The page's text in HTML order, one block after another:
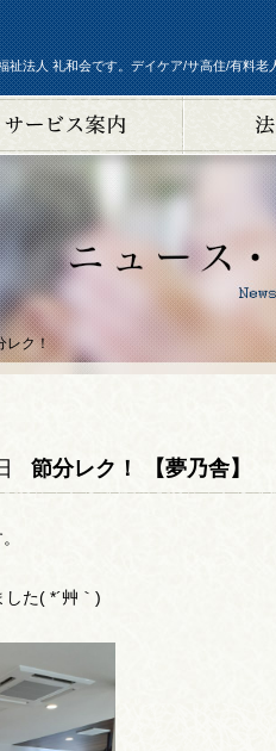
祉法人 礼和会です。デイケア/サ高住/有料老
レク！
節分レク！ 【夢乃舎】
た( *´艸｀)